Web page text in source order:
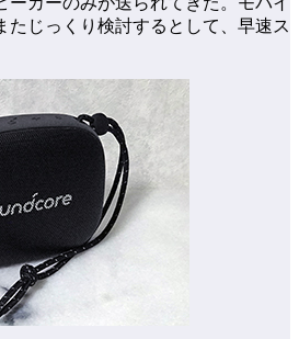
たじっくり検討するとして、早速ス